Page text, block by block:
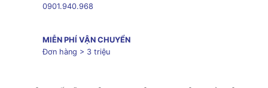
0901.940.968
MIỄN PHÍ VẬN CHUYỂN
Đơn hàng > 3 triệu